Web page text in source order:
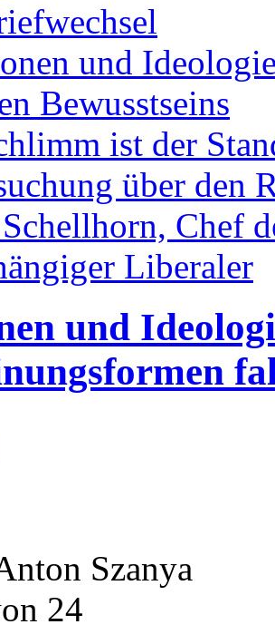
und
Bewusstseins
ist der
über den
Chef
Liberaler
und
Szanya
24